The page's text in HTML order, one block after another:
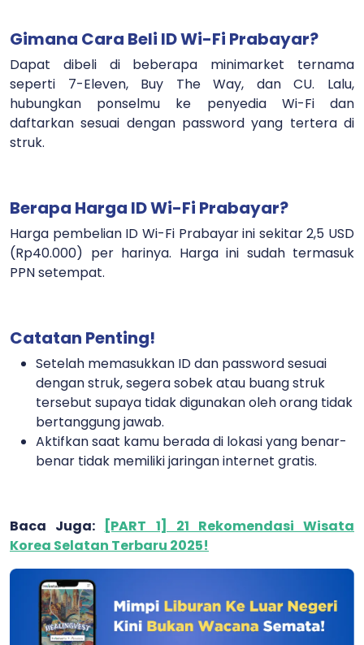
Gimana Cara Beli ID Wi-Fi Prabayar?
Dapat dibeli di beberapa minimarket ternama
seperti 7-Eleven, Buy The Way, dan CU. Lalu,
hubungkan ponselmu ke penyedia Wi-Fi dan
daftarkan sesuai dengan password yang tertera di
struk.
Berapa Harga ID Wi-Fi Prabayar?
Harga pembelian ID Wi-Fi Prabayar ini sekitar 2,5 USD
(Rp40.000) per harinya. Harga ini sudah termasuk
PPN setempat.
Catatan Penting!
Setelah memasukkan ID dan password sesuai
dengan struk, segera sobek atau buang struk
tersebut supaya tidak digunakan oleh orang tidak
bertanggung jawab.
Aktifkan saat kamu berada di lokasi yang benar-
benar tidak memiliki jaringan internet gratis.
Baca Juga:
[PART 1] 21 Rekomendasi Wisata
Korea Selatan Terbaru 2025!